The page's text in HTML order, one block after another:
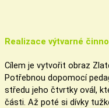
Realizace výtvarné
Cílem je vytvořit obraz
Potřebnou dopomocí
středu jeho čtvrtky ovál,
části. Až poté si dívky